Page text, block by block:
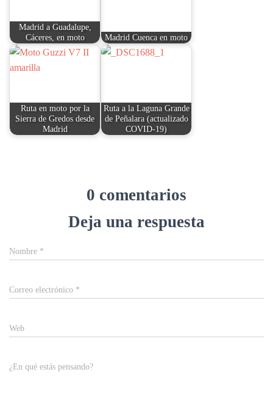
Madrid a Guadalupe,
Cáceres, en moto
Madrid Cuenca en moto
Ruta en moto por la
Sierra de Gredos desde
Madrid
Ruta a la Laguna Grande
de Peñalara (actualizado
COVID-19)
0 comentarios
Deja una respuesta
Nombre *
Correo electrónico *
Web
¿En qué estás pensando?